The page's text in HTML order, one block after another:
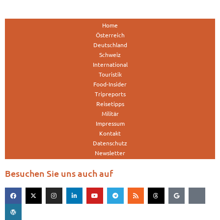
Home
Österreich
Deutschland
Schweiz
International
Touristik
Food-Insider
Tripreports
Reisetipps
Militär
Impressum
Kontakt
Datenschutz
Newsletter
Besuchen Sie uns auch auf